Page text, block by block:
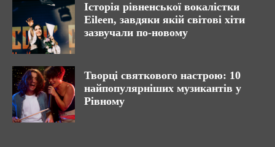
Історія рівненської вокалістки
Eileen, завдяки якій світові хіти
зазвучали по-новому
Творці святкового настрою: 10
найпопулярніших музикантів у
Рівному